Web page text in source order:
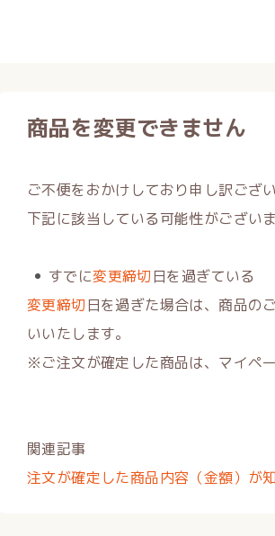
商品を変更できません
ご不便をおかけしており申し訳ござい
下記に該当している可能性がござい
すでに変更締切日を過ぎている
変更締切日を過ぎた場合は、商品の
いいたします。
※ご注文が確定した商品は、マイペ
関連記事
注文が確定した商品内容（金額）が